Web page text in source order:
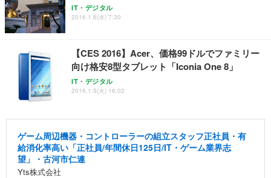
IT・デジタル
2016.1.6(水) 7:30
【CES 2016】Acer、価格99ドルでファミリー
向け格安8型タブレット「Iconia One 8」
IT・デジタル
2016.1.5(火) 16:02
ゲーム周辺機器・コントローラーの組立スタッフ正社員・有
給消化率高い「正社員/年間休日125日/IT・ゲーム業界志
望」・古河市仁連
Yts株式会社